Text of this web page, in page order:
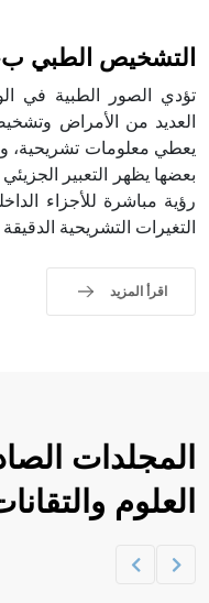
التشخيص الطبي
تؤدي الصور الطبية في
العديد من الأمراض
يعطي معلومات تشريحية،
بعضها يظهر التعبير
رؤية مباشرة للأجزاء
التغيرات التشريحية
اقرأ المزيد
المجلدات
العلوم